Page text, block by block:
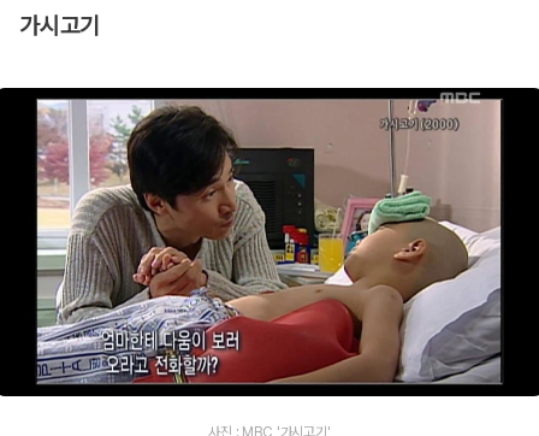
가시고기
사진 : MBC '가시고기'